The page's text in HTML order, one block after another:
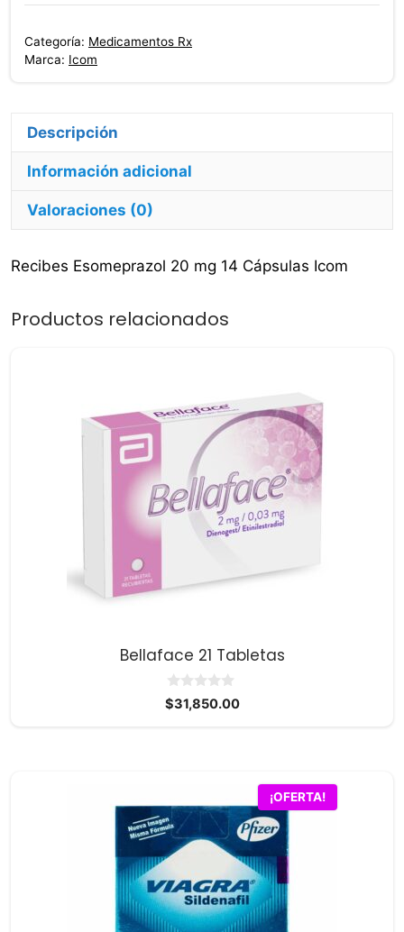
Cápsulas
Categoría: Medicamentos Rx
Marca: Icom
Información adicional
Valoraciones (0)
Recibes Esomeprazol 20 mg 14 Cápsulas Icom
Productos relacionados
Bellaface 21 Tabletas
0
d
$31,850.00
¡OFERTA!